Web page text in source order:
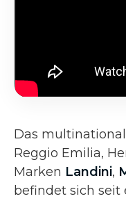
Das
Reggio Emilia,
Marken Landini,
befindet sich seit